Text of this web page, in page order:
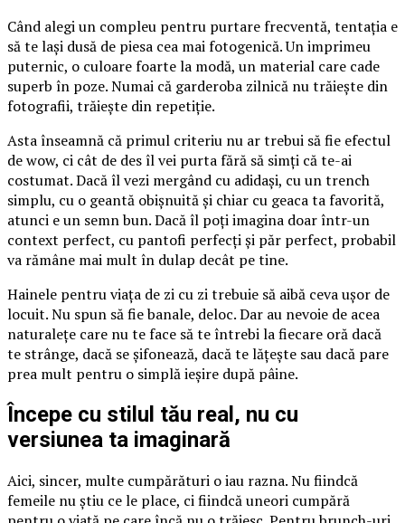
Când alegi un compleu pentru purtare frecventă, tentația e
să te lași dusă de piesa cea mai fotogenică. Un imprimeu
puternic, o culoare foarte la modă, un material care cade
superb în poze. Numai că garderoba zilnică nu trăiește din
fotografii, trăiește din repetiție.
Asta înseamnă că primul criteriu nu ar trebui să fie efectul
de wow, ci cât de des îl vei purta fără să simți că te-ai
costumat. Dacă îl vezi mergând cu adidași, cu un trench
simplu, cu o geantă obișnuită și chiar cu geaca ta favorită,
atunci e un semn bun. Dacă îl poți imagina doar într-un
context perfect, cu pantofi perfecți și păr perfect, probabil
va rămâne mai mult în dulap decât pe tine.
Hainele pentru viața de zi cu zi trebuie să aibă ceva ușor de
locuit. Nu spun să fie banale, deloc. Dar au nevoie de acea
naturalețe care nu te face să te întrebi la fiecare oră dacă
te strânge, dacă se șifonează, dacă te lățește sau dacă pare
prea mult pentru o simplă ieșire după pâine.
Începe cu stilul tău real, nu cu
versiunea ta imaginară
Aici, sincer, multe cumpărături o iau razna. Nu fiindcă
femeile nu știu ce le place, ci fiindcă uneori cumpără